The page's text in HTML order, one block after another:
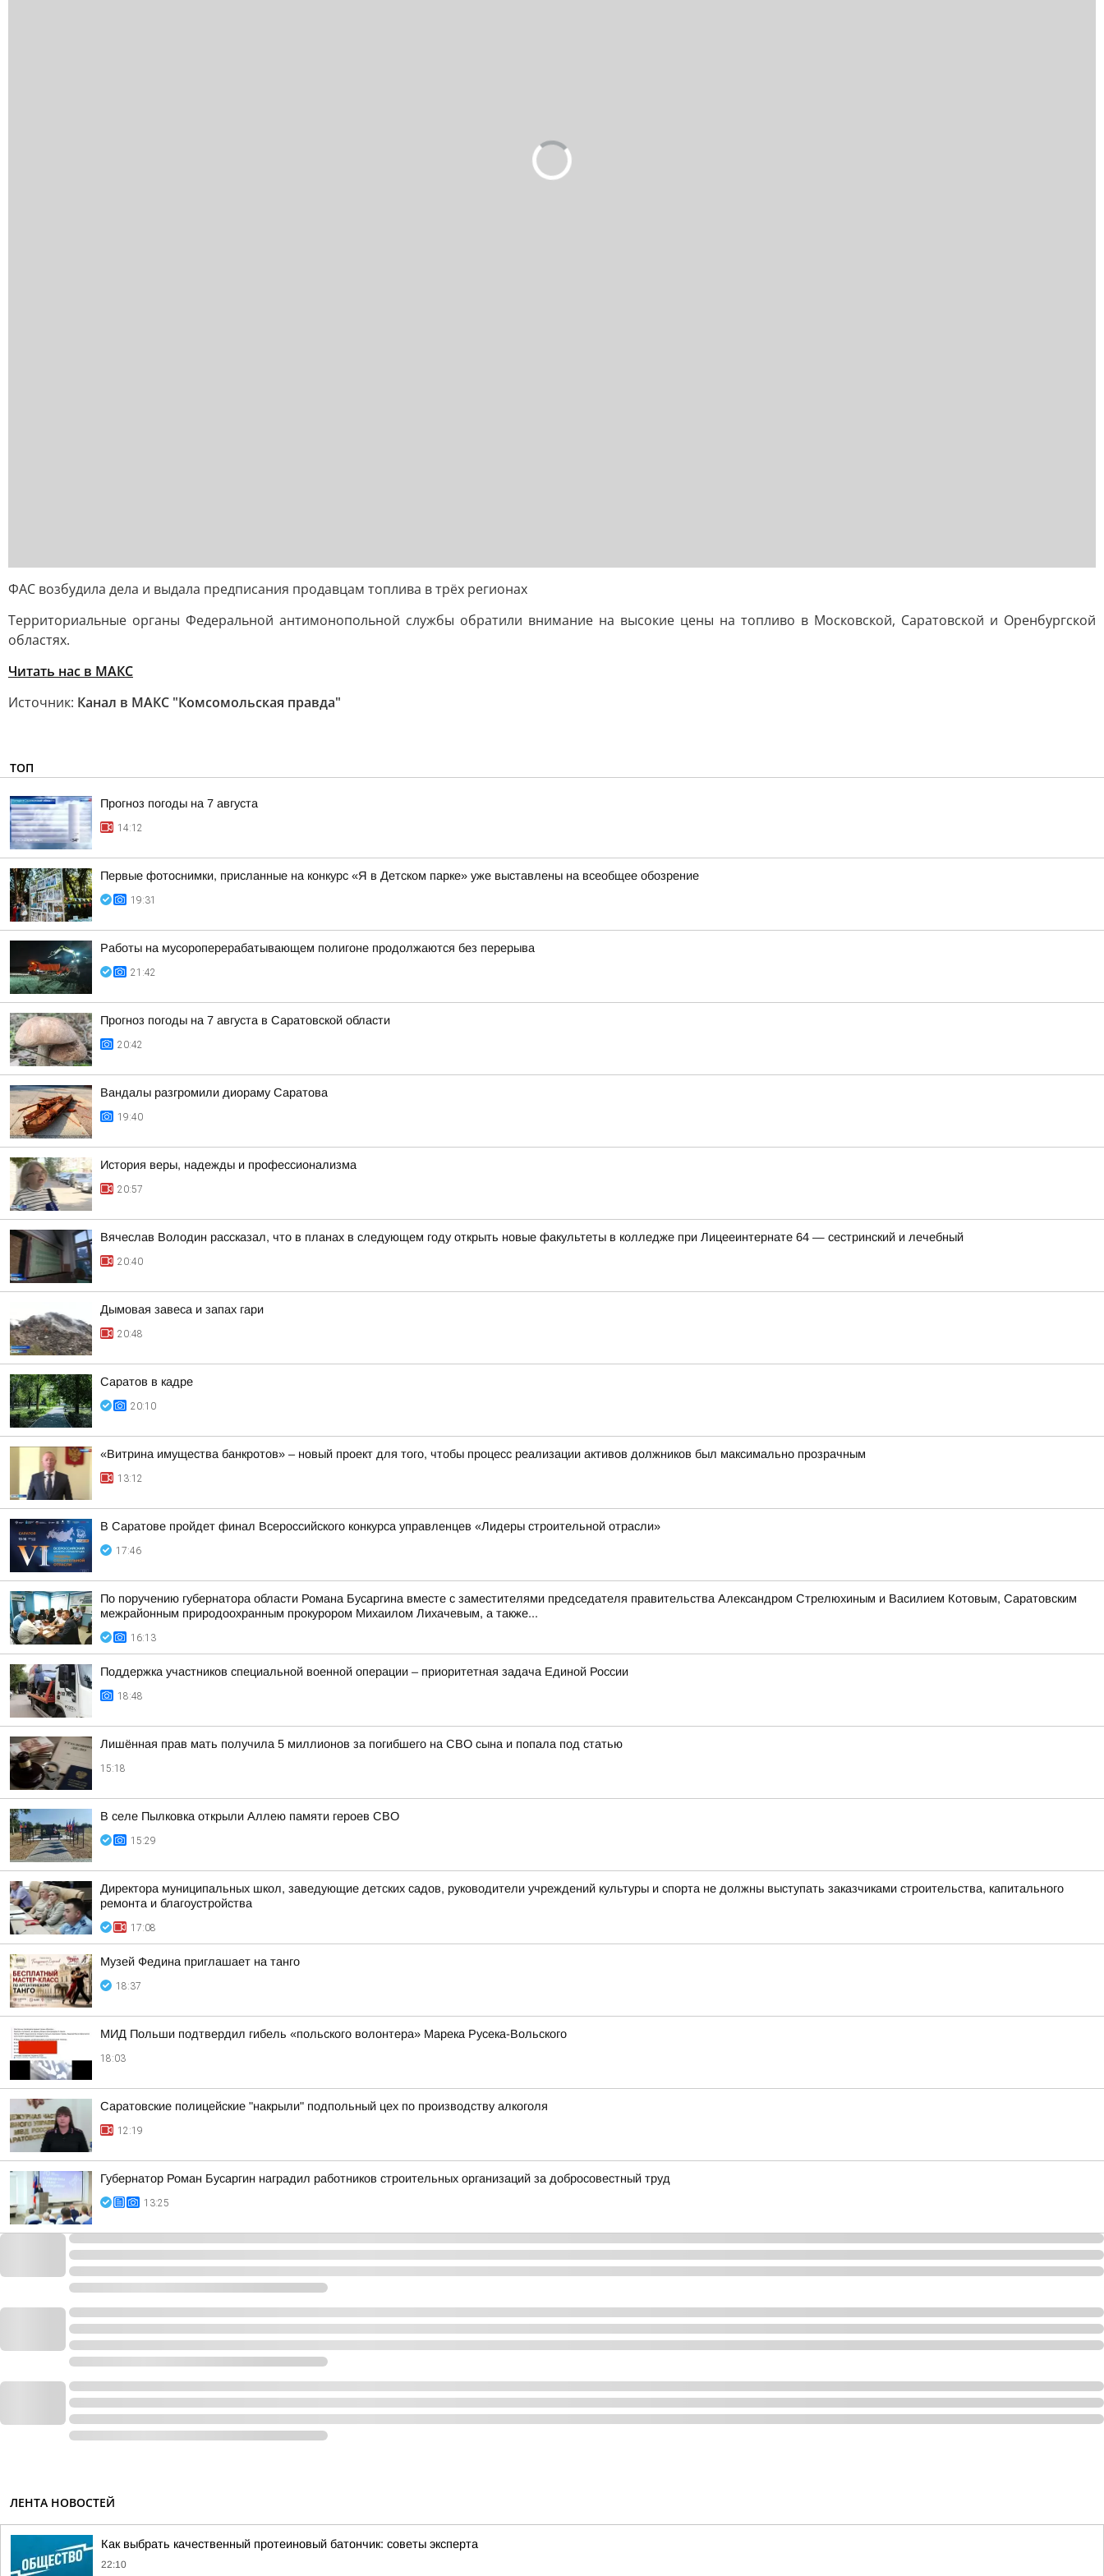
ФАС возбудила дела и выдала предписания продавцам топлива в трёх регионах
Территориальные органы Федеральной антимонопольной службы обратили внимание на высокие цены на топливо в Московской, Саратовской и Оренбургской
областях.
Читать нас в MAКС
Источник: Канал в МАКС "Комсомольская правда"
ТОП
Прогноз погоды на 7 августа
14:12
Первые фотоснимки, присланные на конкурс «Я в Детском парке» уже выставлены на всеобщее обозрение
19:31
Работы на мусороперерабатывающем полигоне продолжаются без перерыва
21:42
Прогноз погоды на 7 августа в Саратовской области
20:42
Вандалы разгромили диораму Саратова
19:40
История веры, надежды и профессионализма
20:57
Вячеслав Володин рассказал, что в планах в следующем году открыть новые факультеты в колледже при Лицееинтернате 64 — сестринский и лечебный
20:40
Дымовая завеса и запах гари
20:48
Саратов в кадре
20:10
«Витрина имущества банкротов» – новый проект для того, чтобы процесс реализации активов должников был максимально прозрачным
13:12
В Саратове пройдет финал Всероссийского конкурса управленцев «Лидеры строительной отрасли»
17:46
По поручению губернатора области Романа Бусаргина вместе с заместителями председателя правительства Александром Стрелюхиным и Василием Котовым, Саратовским
межрайонным природоохранным прокурором Михаилом Лихачевым, а также...
16:13
Поддержка участников специальной военной операции – приоритетная задача Единой России
18:48
Лишённая прав мать получила 5 миллионов за погибшего на СВО сына и попала под статью
15:18
В селе Пылковка открыли Аллею памяти героев СВО
15:29
Директора муниципальных школ, заведующие детских садов, руководители учреждений культуры и спорта не должны выступать заказчиками строительства, капитального
ремонта и благоустройства
17:08
Музей Федина приглашает на танго
18:37
МИД Польши подтвердил гибель «польского волонтера» Марека Русека-Вольского
18:03
Саратовские полицейские "накрыли" подпольный цех по производству алкоголя
12:19
Губернатор Роман Бусаргин наградил работников строительных организаций за добросовестный труд
13:25
ЛЕНТА НОВОСТЕЙ
Как выбрать качественный протеиновый батончик: советы эксперта
22:10